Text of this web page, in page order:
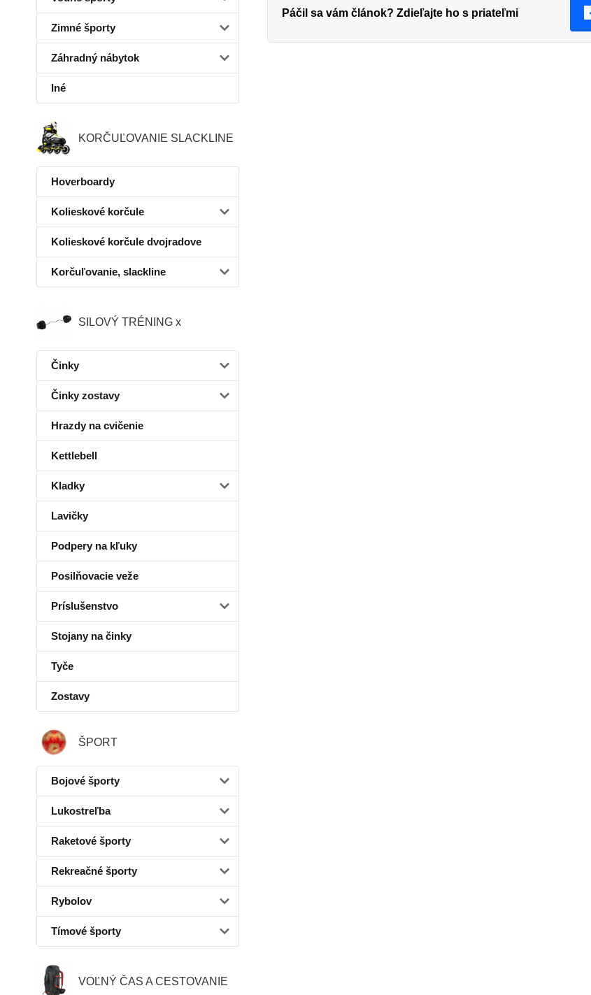
Zimné športy
Záhradný nábytok
Iné
KORČUĽOVANIE SLACKLINE
Hoverboardy
Kolieskové korčule
Kolieskové korčule dvojradove
Korčuľovanie, slackline
SILOVÝ TRÉNING x
Činky
Činky zostavy
Hrazdy na cvičenie
Kettlebell
Kladky
Lavičky
Podpery na kľuky
Posilňovacie veže
Príslušenstvo
Stojany na činky
Tyče
Zostavy
ŠPORT
Bojové športy
Lukostreľba
Raketové športy
Rekreačné športy
Rybolov
Tímové športy
VOĽNÝ ČAS A CESTOVANIE
Páčil sa vám článok? Zdieľajte ho s priateľmi